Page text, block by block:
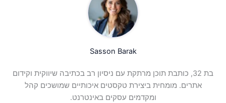
Sasson Barak
בת 32, כותבת תוכן מרתקת עם ניסיון רב בכתיבה שיווקית וקידום
אתרים. מומחית ביצירת טקסטים איכותיים שמושכים קהל
ומקדמים עסקים באינטרנט.